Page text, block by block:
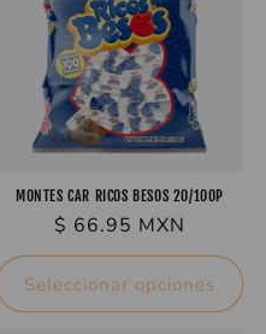
MONTES CAR RICOS BESOS 20/100P
Precio
habitual
$ 66.95 MXN
Seleccionar opciones